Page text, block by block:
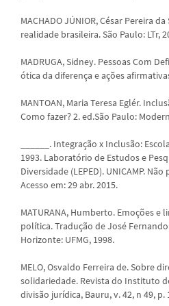
MACHADO JÚNIOR, César Pereira
realidade brasileira. São Paulo: LTr,
MADRUGA, Sidney. Pessoas Com
ótica da diferença e ações
MANTOAN, Maria Teresa Eglér.
Como fazer? 2. ed.São Paulo:
______. Integração x Inclusão:
1993. Laboratório de Estudos e
Diversidade (LEPED). UNICAMP.
Acesso em: 29 abr. 2015.
MATURANA, Humberto. Emoções e
política. Tradução de José
Horizonte: UFMG, 1998.
MELO, Osvaldo Ferreira de. Sobre
solidariedade. Revista do Instituto
divisão jurídica, Bauru, v. 42, n 49, p.